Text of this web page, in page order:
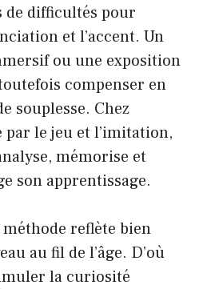
de difficultés pour
et l’accent. Un
ou une exposition
compenser en
souplesse. Chez
par le jeu et l’imitation,
mémorise et
son apprentissage.
méthode reflète bien
au fil de l’âge. D’où
la curiosité